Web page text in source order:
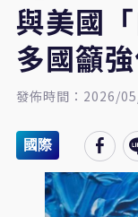
與美國
多國籲
發佈時間：2026/
國際